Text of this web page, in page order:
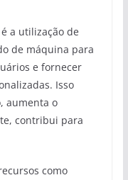
a utilização de
de máquina para
e fornecer
Isso
aumenta o
contribui para
como